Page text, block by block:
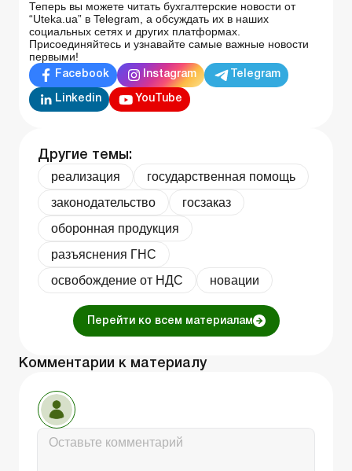
Теперь вы можете читать бухгалтерские новости от
“Uteka.ua” в Telegram, а обсуждать их в наших
социальных сетях и других платформах.
Присоединяйтесь и узнавайте самые важные новости
первыми!
Facebook Instagram Telegram
Linkedin YouTube
Другие темы:
реализация
государственная помощь
законодательство
госзаказ
оборонная продукция
разъяснения ГНС
освобождение от НДС
новации
Перейти ко всем материалам
Комментарии к материалу